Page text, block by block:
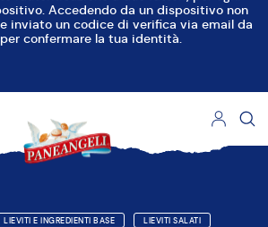
Accedendo da un dispositivo non
inviato un codice di verifica via email da
confermare la tua identità.
LIEVITI E INGREDIENTI BASE LIEVITI SALATI